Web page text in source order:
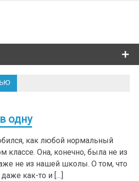
одну
как любой нормальный
классе. Она, конечно, была не из
не из нашей школы. О том, что
как-то и […]